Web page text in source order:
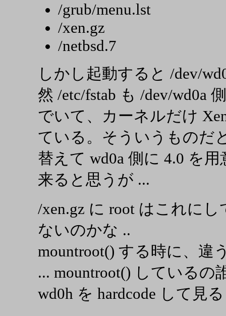
/grub/menu.lst
/xen.gz
/netbsd.7
しかし起動すると /dev/
然 /etc/fstab も /dev/wd0a
でいて、カーネルだけ
ている。そういうものだ
替えて wd0a 側に 4.0 を
来ると思うが ...
/xen.gz に root はこれに
ないのかな ..
mountroot() する時に、違
... mountroot() しているの
wd0h を hardcode して見る